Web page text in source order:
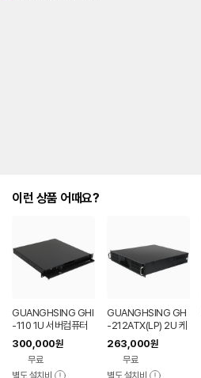
이런 상품 어때요?
GUANGHSING GHI
-110 1U 서버컴퓨터
ATX 케이스
300,000원
무료
GUANGHSING GH
-212ATX(LP) 2U 케
이스 서버컴퓨터 ATX
케이스
263,000원
무료